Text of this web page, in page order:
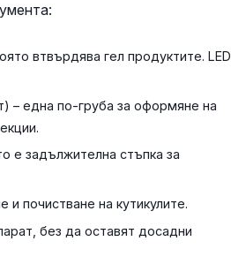
втвърдява гел продуктите. LED
– една по-груба за оформяне на
е задължителна стъпка за
и почистване на кутикулите.
без да оставят досадни